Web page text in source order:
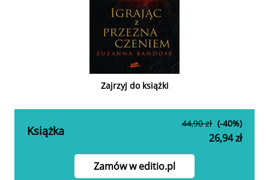
Zajrzyj do książki
Książka 44,90 zł (-40%)
26,94 zł
Zamów w editio.pl